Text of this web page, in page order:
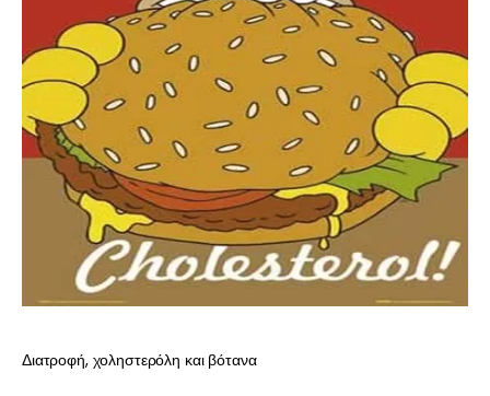
Διατροφή, χοληστερόλη και βότανα